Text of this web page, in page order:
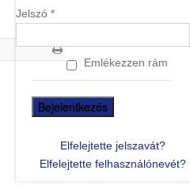
Jelszó *
Emlékezzen rám
Elfelejtette jelszavát?
Elfelejtette felhasználónevét?